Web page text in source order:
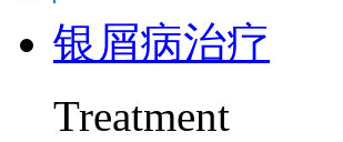
银屑病治疗
Treatment